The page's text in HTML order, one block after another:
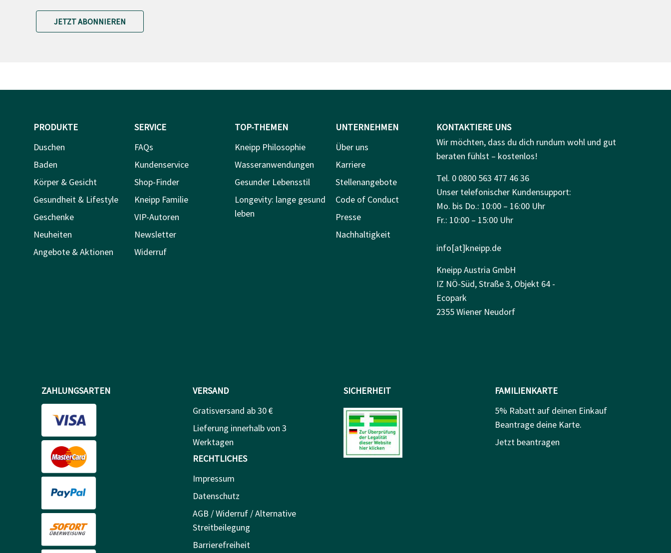
JETZT ABONNIEREN
PRODUKTE
Duschen
Baden
Körper & Gesicht
Gesundheit & Lifestyle
Geschenke
Neuheiten
Angebote & Aktionen
SERVICE
FAQs
Kundenservice
Shop-Finder
Kneipp Familie
VIP-Autoren
Newsletter
Widerruf
TOP-THEMEN
Kneipp Philosophie
Wasseranwendungen
Gesunder Lebensstil
Longevity: lange gesund
leben
UNTERNEHMEN
Über uns
Karriere
Stellenangebote
Code of Conduct
Presse
Nachhaltigkeit
KONTAKTIERE UNS
Wir möchten, dass du dich rundum wohl und gut
beraten fühlst – kostenlos!
Tel. 0 0800 563 477 46 36
Unser telefonischer Kundensupport:
Mo. bis Do.: 10:00 – 16:00 Uhr
Fr.: 10:00 – 15:00 Uhr
info[at]kneipp.de
Kneipp Austria GmbH
IZ NÖ-Süd, Straße 3, Objekt 64 -
Ecopark
2355 Wiener Neudorf
ZAHLUNGSARTEN
VERSAND
Gratisversand ab 30 €
Lieferung innerhalb von 3
Werktagen
RECHTLICHES
Impressum
Datenschutz
AGB / Widerruf / Alternative
Streitbeilegung
Barrierefreiheit
SICHERHEIT
FAMILIENKARTE
5% Rabatt auf deinen Einkauf
Beantrage deine Karte.
Jetzt beantragen